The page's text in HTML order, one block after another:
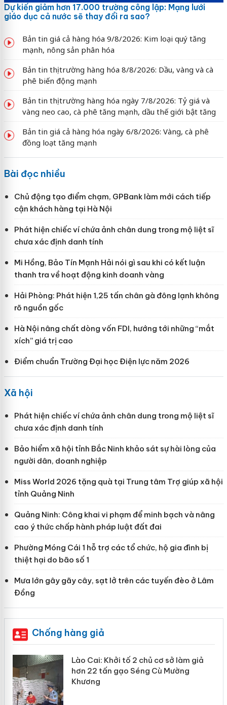
Dự kiến giảm hơn 17.000 trường công lập: Mạng lưới
giáo dục cả nước sẽ thay đổi ra sao?
Bản tin giá cả hàng hóa 9/8/2026: Kim loại quý tăng
mạnh, nông sản phân hóa
Bản tin thị trường hàng hóa 8/8/2026: Dầu, vàng và cà
phê biến động mạnh
Bản tin thị trường hàng hóa ngày 7/8/2026: Tỷ giá và
vàng neo cao, cà phê tăng mạnh, dầu thế giới bật tăng
Bản tin giá cả hàng hóa ngày 6/8/2026: Vàng, cà phê
đồng loạt tăng mạnh
Bài đọc nhiều
Chủ động tạo điểm chạm, GPBank làm mới cách tiếp
cận khách hàng tại Hà Nội
Phát hiện chiếc ví chứa ảnh chân dung trong mộ liệt sĩ
chưa xác định danh tính
Mi Hồng, Bảo Tín Mạnh Hải nói gì sau khi có kết luận
thanh tra về hoạt động kinh doanh vàng
Hải Phòng: Phát hiện 1,25 tấn chân gà đông lạnh không
rõ nguồn gốc
Hà Nội nâng chất dòng vốn FDI, hướng tới những “mắt
xích” giá trị cao
Điểm chuẩn Trường Đại học Điện lực năm 2026
Xã hội
Phát hiện chiếc ví chứa ảnh chân dung trong mộ liệt sĩ
chưa xác định danh tính
Bảo hiểm xã hội tỉnh Bắc Ninh khảo sát sự hài lòng của
người dân, doanh nghiệp
Miss World 2026 tặng quà tại Trung tâm Trợ giúp xã hội
tỉnh Quảng Ninh
Quảng Ninh: Công khai vi phạm để minh bạch và nâng
cao ý thức chấp hành pháp luật đất đai
Phường Móng Cái 1 hỗ trợ các tổ chức, hộ gia đình bị
thiệt hại do bão số 1
Mưa lớn gây gãy cây, sạt lở trên các tuyến đèo ở Lâm
Đồng
Chống hàng giả
Lào Cai: Khởi tố 2 chủ cơ sở làm giả
hơn 22 tấn gạo Séng Cù Mường
Khương